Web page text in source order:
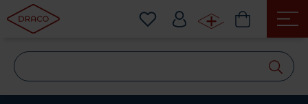
suchen